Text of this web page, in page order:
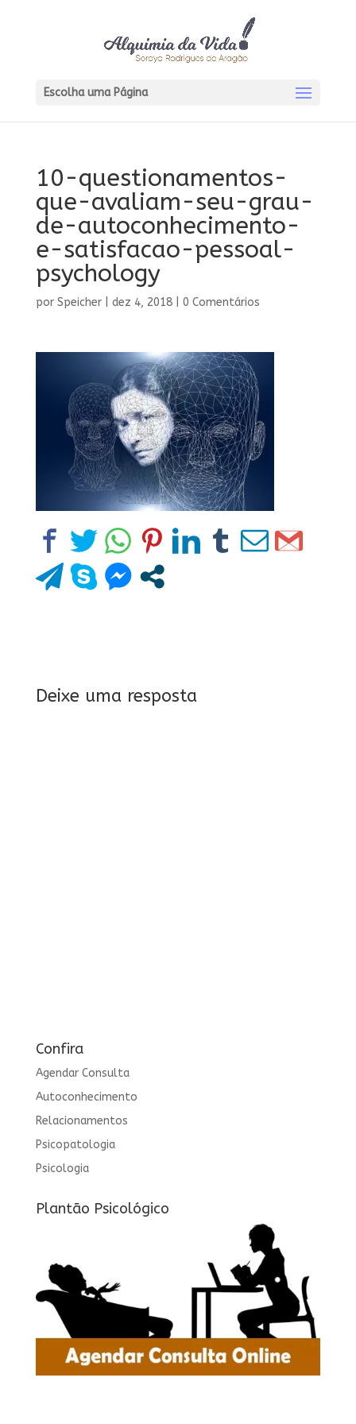
Escolha uma Página
10-questionamentos-
que-avaliam-seu-grau-
de-autoconhecimento-
e-satisfacao-pessoal-
psychology
por Speicher| dez 4, 2018| 0 Comentários
Deixe uma resposta
Confira
Agendar Consulta
Autoconhecimento
Relacionamentos
Psicopatologia
Psicologia
Plantão Psicológico